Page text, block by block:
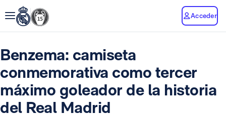
Acceder
Benzema: camiseta
conmemorativa como tercer
máximo goleador de la historia
del Real Madrid